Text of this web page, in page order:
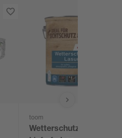
toom
Wetterschutz-Lasur